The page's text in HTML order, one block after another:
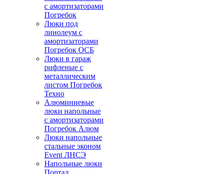
с амортизаторами
Погребок
Люки под
линолеум с
амортизаторами
Погребок ОСБ
Люки в гараж
рифленые с
металлическим
листом Погребок
Техно
Алюминиевые
люки напольные
с амортизаторами
Погребок Алюм
Люки напольные
стальные эконом
Event ЛНСЭ
Напольные люки
Портал